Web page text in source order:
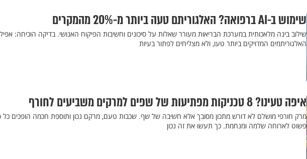
שימוש ב-AI ברפואה? האלגוריתם טעה ביותר מ-20% מהמקרים
שילוב בינה מלאכותית במערכת הבריאות מעורר שאלות על סיכונים וחשיבות הפיקוח האנושי. בדיקה הוכיחה:
האלגוריתמים המדויקים ביותר טעו, ולא מצליחים לפתור בעיות
איפה טעינו? 8 טכניקות מפתיעות של שפים למרקים משביעים לחורף
מרק חורפי מושלם לא דורש מתכון מסובך אלא חשיבה של שף. שכבות טעם, מרקם נכון ותוספת חכמה הופכים כל
פשוט לארוחה שלמה ומנחמת. כך תעשו את זה נכון